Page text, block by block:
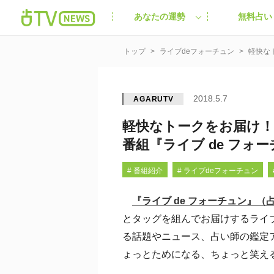
あなたの運勢 無料占い
AGARUTV 2018.5.7
軽快なトークをお届け
番組『ライブ de フォー
# 番組紹介 # ライブdeフォーチュン
『ライブ de フォーチュン』
とタッグを組んでお届けするラ
る話題やニュース、占い師の鑑
ょっとためになる、ちょっと笑
トップ ライブdeフォーチュン 軽快な